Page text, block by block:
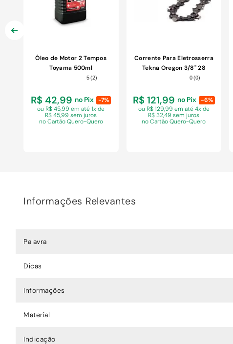
Óleo de Motor 2 Tempos
Toyama 500ml
5(2)
R$ 42,99 no Pix
-7%
ou R$ 45,99 ematé 1x de
R$ 45,99 sem juros
no Cartão Quero-Quero
COMPRAR
Corrente Para Eletrosserra
Tekna Oregon 3/8" 28
0(0)
R$ 121,99 no Pix
-6%
ou R$ 129,99 em até 4x de
R$ 32,49 sem juros
no Cartão Quero-Quero
Informações Relevantes
Palavra
Dicas
Informações
Material
Indicação